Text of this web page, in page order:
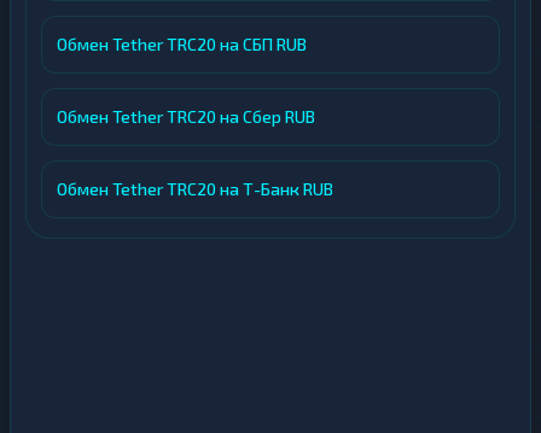
Обмен Tether TRC20 на СБП RUB
Обмен Tether TRC20 на Сбер RUB
Обмен Tether TRC20 на Т-Банк RUB